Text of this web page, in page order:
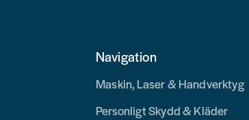
Navigation
Maskin, Laser & Handverktyg
Personligt Skydd & Kläder